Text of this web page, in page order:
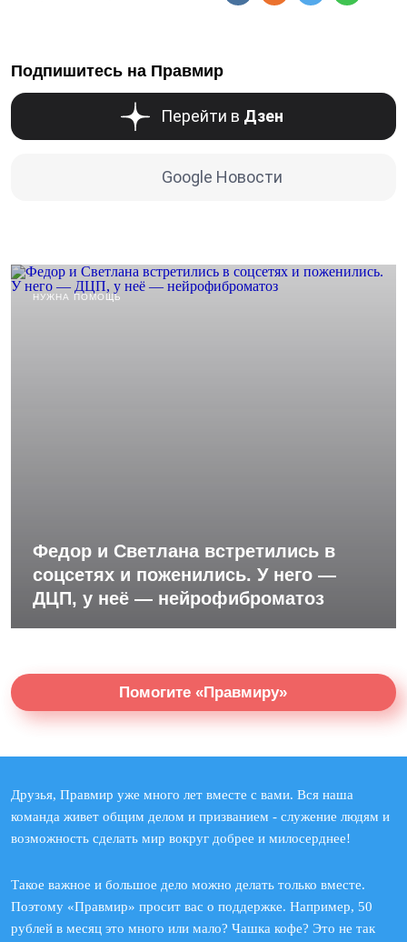
Подпишитесь на Правмир
Перейти в Дзен
Google Новости
НУЖНА ПОМОЩЬ
Федор и Светлана встретились в
соцсетях и поженились. У него —
ДЦП, у неё — нейрофиброматоз
Помогите «Правмиру»
Друзья, Правмир уже много лет вместе с вами. Вся наша
команда живет общим делом и призванием - служение людям и
возможность сделать мир вокруг добрее и милосерднее!
Такое важное и большое дело можно делать только вместе.
Поэтому «Правмир» просит вас о поддержке. Например, 50
рублей в месяц это много или мало? Чашка кофе? Это не так